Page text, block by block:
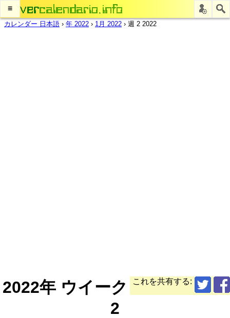
≡
カレンダー 日本語 › 年 2022 › 1月 2022 › 週 2 2022
これを共有する:
2022年 ウイーク
2